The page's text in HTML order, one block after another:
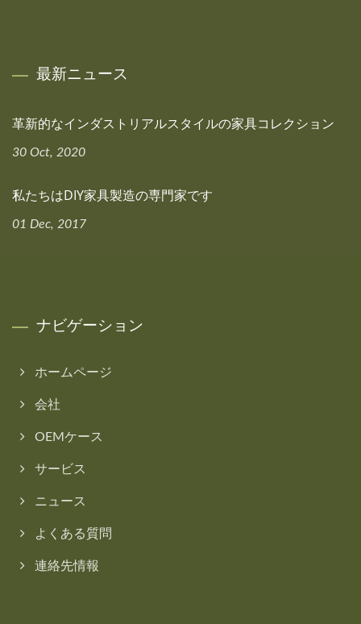
最新ニュース
革新的なインダストリアルスタイルの家具コレクション
30 Oct, 2020
私たちはDIY家具製造の専門家です
01 Dec, 2017
ナビゲーション
ホームページ
会社
OEMケース
サービス
ニュース
よくある質問
連絡先情報